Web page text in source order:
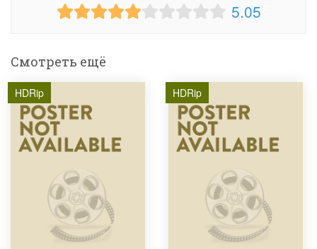
5.05
Смотреть ещё
HDRip HDRip